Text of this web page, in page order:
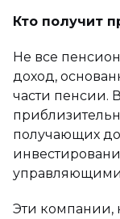
Кто получит
Не все
доход,
части пенсии.
получающих
Эти компании,